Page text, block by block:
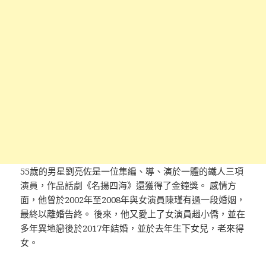
55歲的男星劉亮佐是一位集編、導、演於一體的鐵人三項
演員，作品話劇《名揚四海》還獲得了金鐘獎。 感情方
面，他曾於2002年至2008年與女演員陳瑾有過一段婚姻，
最終以離婚告終。 後來，他又愛上了女演員趙小僑，並在
多年異地戀後於2017年結婚，並於去年生下女兒，老來得
女。